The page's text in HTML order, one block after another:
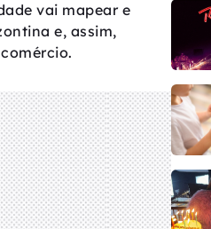
vai mapear e
e, assim,